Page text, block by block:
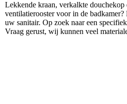
Lekkende kraan, verkalkte
ventilatierooster voor in de
uw sanitair. Op zoek naar een
Vraag gerust, wij kunnen veel